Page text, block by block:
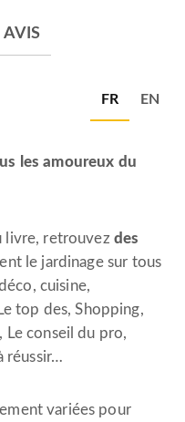
AVIS
FR EN
les amoureux du
livre, retrouvez des
le jardinage sur tous
cuisine,
top des, Shopping,
Le conseil du pro,
réussir…
variées pour